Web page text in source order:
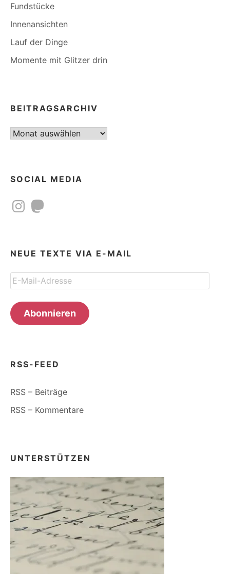
Fundstücke
Innenansichten
Lauf der Dinge
Momente mit Glitzer drin
BEITRAGSARCHIV
Beitragsarchiv
SOCIAL MEDIA
InstagramMastodon
NEUE TEXTE VIA E-MAIL
E-
Mail-
Adresse
Abonnieren
RSS-FEED
RSS – Beiträge
RSS – Kommentare
UNTERSTÜTZEN